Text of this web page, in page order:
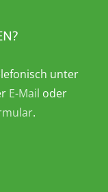
unter
E-Mail oder
.